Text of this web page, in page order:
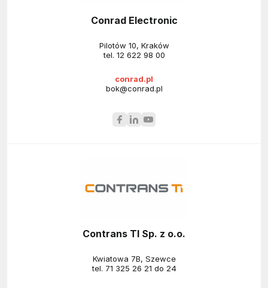
Conrad Electronic
Pilotów 10, Kraków
tel. 12 622 98 00
conrad.pl
bok@conrad.pl
Contrans TI Sp. z o.o.
Kwiatowa 7B, Szewce
tel. 71 325 26 21 do 24